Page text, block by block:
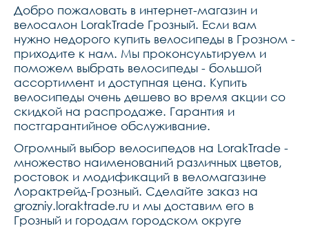
27.2mm,подседельный
хомутcube varioclose,
31.8mm,цепьkmc
x10,кассетаsunrace csm52,
11-46t,педалиcube pp
mtb,рулевая колонкаcube
fph868, top 1 18quot,
bottom 1 12quot, semi-
integrated,вес13,9 kg
Добро пожаловать в интернет-магазин и
велосалон LorakTrade Грозный. Если вам
нужно недорого купить велосипеды в Грозном -
приходите к нам. Мы проконсультируем и
поможем выбрать велосипеды - большой
ассортимент и доступная цена. Купить
велосипеды очень дешево во время акции со
скидкой на распродаже. Гарантия и
постгарантийное обслуживание.
Огромный выбор велосипедов на LorakTrade -
множество наименований различных цветов,
ростовок и модификаций в веломагазине
Лорактрейд-Грозный. Сделайте заказ на
grozniy.loraktrade.ru и мы доставим его в
Грозный и городам городском округе